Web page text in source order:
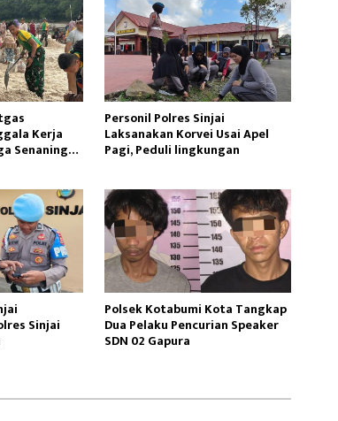
Kerja
Senaning
Personil Polres Sinjai
Laksanakan Korvei Usai Apel
Pagi, Peduli lingkungan
Sinjai
Polsek Kotabumi Kota Tangkap
Dua Pelaku Pencurian Speaker
SDN 02 Gapura